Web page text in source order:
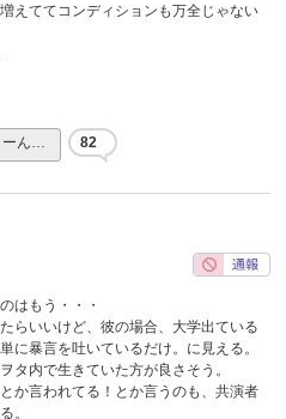
えててコンディションも万全じゃない
ーん… 82
はもう・・・
らいいけど、彼の場合、大学出ている
に暴言を吐いているだけ。に見える。
タ内で生きていた方が良さそう。
か言われてる！とか言うのも、共演者
。